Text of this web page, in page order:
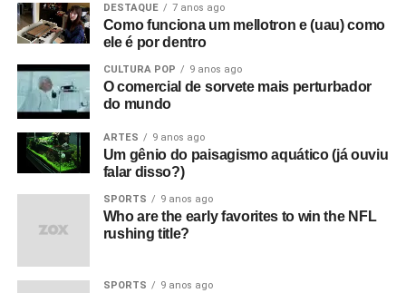
Eles eram simplesmente poderosos demais. Eu sabia
que eles iam bombar. Não havia motivo para pensar isso,
na verdade, só tinha umas dez pessoas no Factory Club.
Eu não conseguia acreditar. Eu simplesmente sabia que
aquilo era a nova onda. Era isso. Eles eram muito mais
do que o punk tinha se tornado, que basicamente era só
uma banda para substituir as bandas de pub rock. Aquilo
era algo maior e artisticamente mais significativo do que o
punk. Pelo menos para mim.
O que aconteceu com o filme quando foi editado e
cinema Scala, em Londres – um cinema de verdade!
DESTAQUE 7 anos ago
Como funciona um mellotron e (uau) como
ele é por dentro
CULTURA POP 9 anos ago
O comercial de sorvete mais perturbador
do mundo
ARTES 9 anos ago
Um gênio do paisagismo aquático (já ouviu
falar disso?)
SPORTS 9 anos ago
Who are the early favorites to win the NFL
rushing title?
SPORTS 9 anos ago